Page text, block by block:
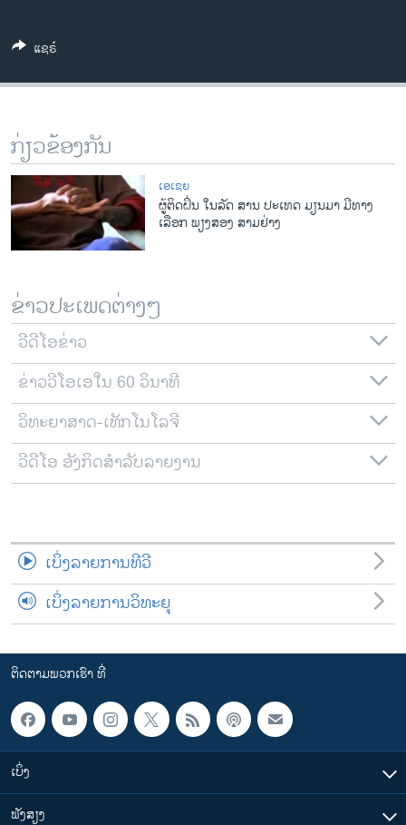
ທຸລະກິດ
ພາສາອັງກິດ
ສຽງ
ລາຍການກະຈາຍສຽງ
ລາຍງານ
ຕິດຕາມພວກເຮົາ ທີ່
ພາສາຕ່າງໆ
ແຊຣ໌
ກ່ຽວຂ້ອງກັນ
ເອເຊຍ
ຜູ້ຕິດຝິ່ນ ໃນລັດ ສານ ປະເທດ ມຽນມາ ມີທາງ
ເລືອກ ພຽງສອງ ສາມຢ່າງ
ຂ່າວປະເພດຕ່າງໆ
ວີດີໂອຂ່າວ
ຂ່າວວີໂອເອໃນ 60 ວິນາທີ
ວິທະຍາສາດ-ເທັກໂນໂລຈີ
ວີດີໂອ ອັງກິດສຳລັບລາຍງານ
ເບິ່ງລາຍການທີວີ
ເບິ່ງລາຍການວິທະຍຸ
ຕິດຕາມພວກເຮົາ ທີ່
ເບິ່ງ
ຟັງສຽງ